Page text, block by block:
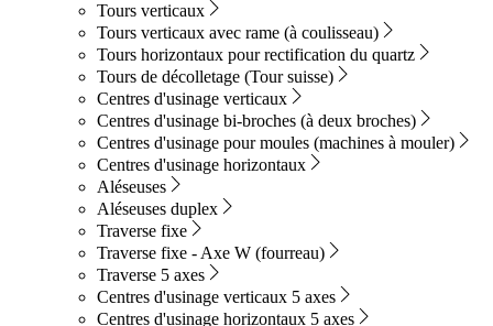
Tours verticaux
Tours verticaux avec rame (à coulisseau)
Tours horizontaux pour rectification du quartz
Tours de décolletage (Tour suisse)
Centres d'usinage verticaux
Centres d'usinage bi-broches (à deux broches)
Centres d'usinage pour moules (machines à mouler)
Centres d'usinage horizontaux
Aléseuses
Aléseuses duplex
Traverse fixe
Traverse fixe - Axe W (fourreau)
Traverse 5 axes
Centres d'usinage verticaux 5 axes
Centres d'usinage horizontaux 5 axes